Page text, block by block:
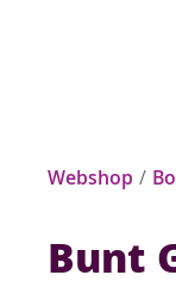
Webshop /
Bunt